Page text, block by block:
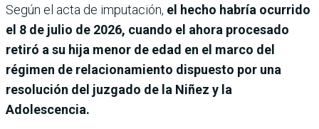
Según el acta de imputación, el hecho habría ocurrido
el 8 de julio de 2026, cuando el ahora procesado
retiró a su hija menor de edad en el marco del
régimen de relacionamiento dispuesto por una
resolución del juzgado de la Niñez y la
Adolescencia.